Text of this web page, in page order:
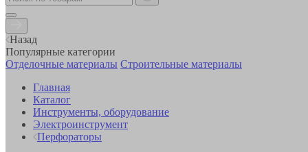
Назад
Популярные категории
Отделочные материалы Строительные материалы
Главная
Каталог
Инструменты, оборудование
Электроинструмент
Перфораторы